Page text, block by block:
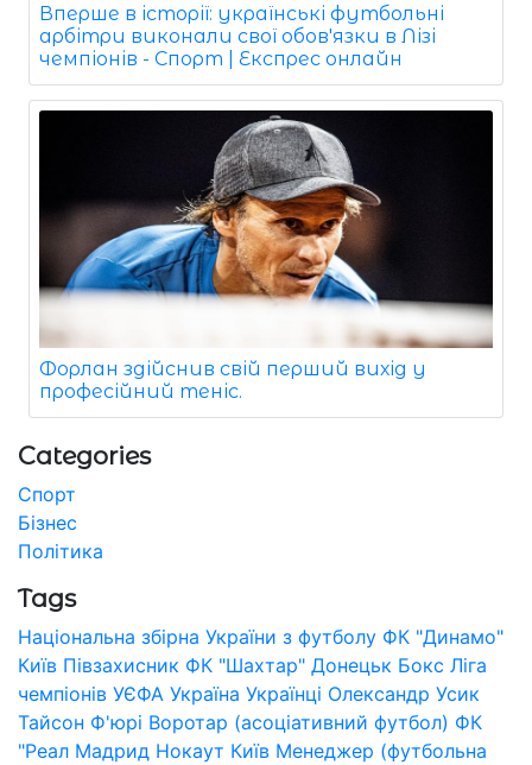
Вперше в історії: українські футбольні
арбітри виконали свої обов'язки в Лізі
чемпіонів - Спорт | Експрес онлайн
Форлан здійснив свій перший вихід у
професійний теніс.
Categories
Спорт
Бізнес
Політика
Tags
Національна збірна України з футболу ФК "Динамо"
Київ Півзахисник ФК "Шахтар" Донецьк Бокс Ліга
чемпіонів УЄФА Україна Українці Олександр Усик
Тайсон Ф'юрі Воротар (асоціативний футбол) ФК
"Реал Мадрид Нокаут Київ Менеджер (футбольна